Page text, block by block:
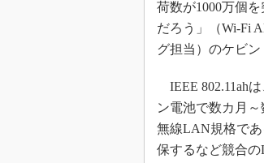
荷数が1000万個
だろう」（Wi-Fi
グ担当）のケビン
IEEE 802.11ah
ン電池で数カ月
無線LAN規格であ
保するなど競合